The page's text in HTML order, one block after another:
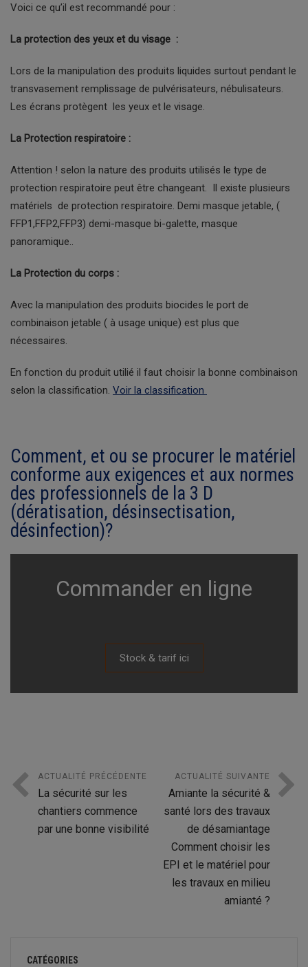
Voici ce qu’il est recommandé pour :
La protection des yeux et du visage :
Lors de la manipulation des produits liquides surtout pendant le
transvasement remplissage de pulvérisateurs, nébulisateurs.
Les écrans protègent les yeux et le visage.
La Protection respiratoire :
Attention ! selon la nature des produits utilisés le type de
protection respiratoire peut être changeant. Il existe plusieurs
matériels de protection respiratoire. Demi masque jetable, (
FFP1,FFP2,FFP3) demi-masque bi-galette, masque
panoramique..
La Protection du corps :
Avec la manipulation des produits biocides le port de
combinaison jetable ( à usage unique) est plus que
nécessaires.
En fonction du produit utilié il faut choisir la bonne combinaison
selon la classification. Voir la classification
Comment, et ou se procurer le matériel
conforme aux exigences et aux normes
des professionnels de la 3 D
(dératisation, désinsectisation,
désinfection)?
Commander en ligne
Stock & tarif ici
ACTUALITÉ PRÉCÉDENTE
La sécurité sur les
chantiers commence
par une bonne visibilité
ACTUALITÉ SUIVANTE
Amiante la sécurité &
santé lors des travaux
de désamiantage
Comment choisir les
EPI et le matériel pour
les travaux en milieu
amianté ?
CATÉGORIES